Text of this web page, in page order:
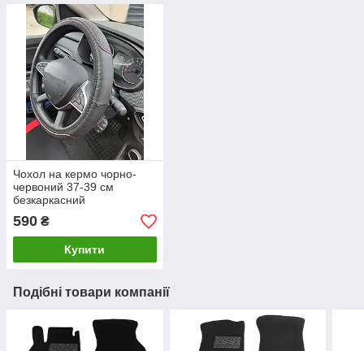
Чохол на кермо чорно-
червоний 37-39 см
безкаркасний
590 ₴
Купити
Подібні товари компанії